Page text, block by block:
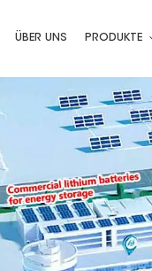
ÜBER UNS PRODUKTE